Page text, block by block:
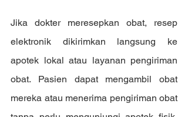
Jika dokter meresepkan obat, resep
elektronik dikirimkan langsung ke
apotek lokal atau layanan pengiriman
obat. Pasien dapat mengambil obat
mereka atau menerima pengiriman obat